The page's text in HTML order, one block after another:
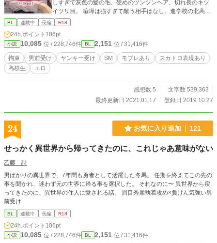
しすぎで灰色の髪の毛、硬めのツンツンヘア、切れ長のキツ
イツリ目。 喧嘩は強すぎて敵う相手はなし。進学校の北高に
通ってはいるが、万年赤点。思考回路は単純、天然。 子供の
嘩王と呼ばれ、北高の鬼のハセガワと周囲では恐れられてい
る。(アダ名はあまり呼ばれてないが鬼平) ■日高康史（18歳）
175cm 69kg 東流の相棒。赤茶色の天然パーマ、タレ目に泣
きボクロ。かなりの美形で、東流が一緒にいないときはよく
チ。 周りからはイケメン王子と呼ばれているが、脳内変態の
ため、いろいろかなり残念王子。 ■野口誠士(18歳) 185cm 74
BL 連載中 長編 R18
24h.ポイント 106pt
小説 10,085 位 / 228,746件 BL 2,151 位 / 31,416件
拘束 男前受け ヤンキー受け SM モブレあり
スカトロ表現あり
高校生
エロ
感想数 5
文字数 539,363
最終更新日 2021.01.17
登録日 2019.10.27
24 お気に入り追加 121
せっかく異世界から帰ってきたのに、これじゃあ意味がない
乙藤 詩
男ばかりの異世界で、7年間も勇者として活躍した冬馬。 任期を終えてこの先の
事を聞かれ、迷わず元の世界に帰る事を選択した。 それなのに〜 異世界から戻
ってきたのに、異世界の住人に愛される話。 眉目秀麗執着攻め×負けん気強い男
前受け
BL 連載中 長編 R18
24h.ポイント 106pt
小説 10,085 位 / 228,746件 BL 2,151 位 / 31,416件